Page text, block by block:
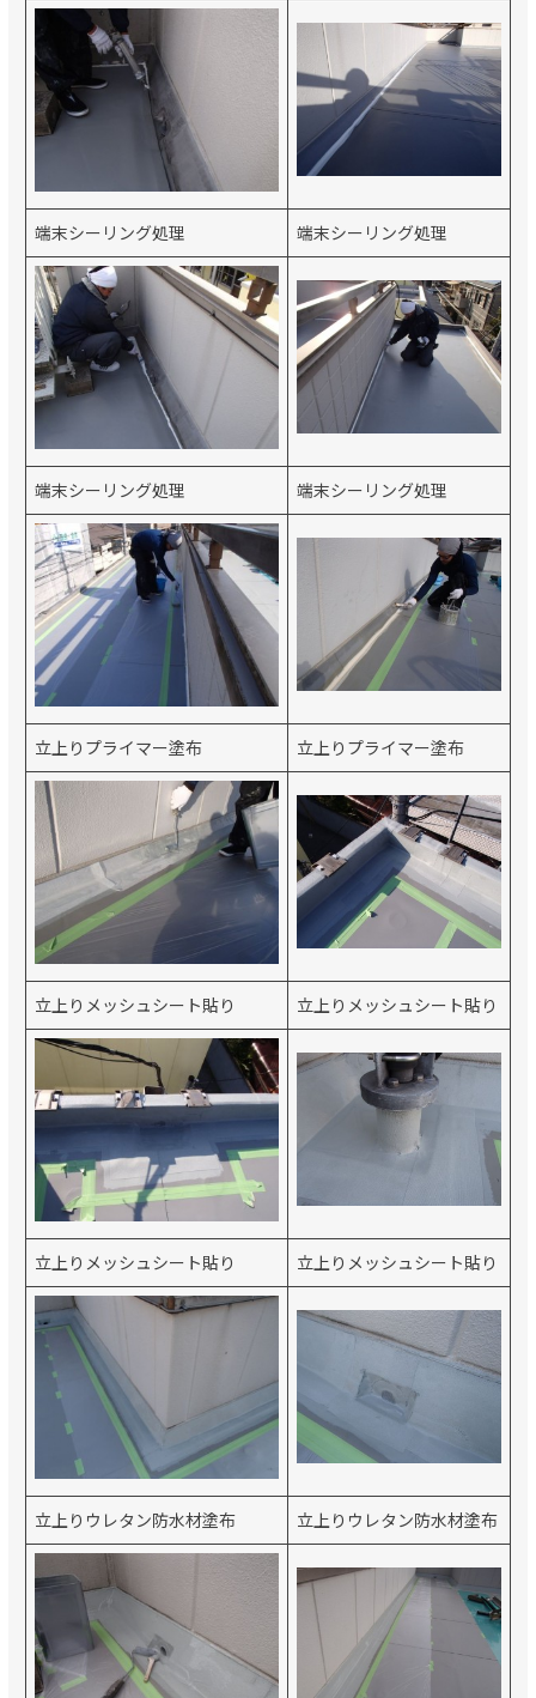
端末シーリング処理 端末シーリング処理
端末シーリング処理 端末シーリング処理
立上りプライマー塗布 立上りプライマー塗布
立上りメッシュシート貼り 立上りメッシュシート貼り
立上りメッシュシート貼り 立上りメッシュシート貼り
立上りウレタン防水材塗布 立上りウレタン防水材塗布